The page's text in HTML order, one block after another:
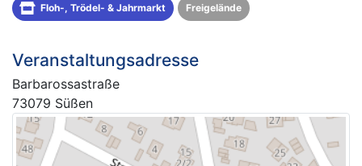
Floh-, Trödel- & Jahrmarkt Freigelände
Veranstaltungsadresse
Barbarossastraße
73079 Süßen